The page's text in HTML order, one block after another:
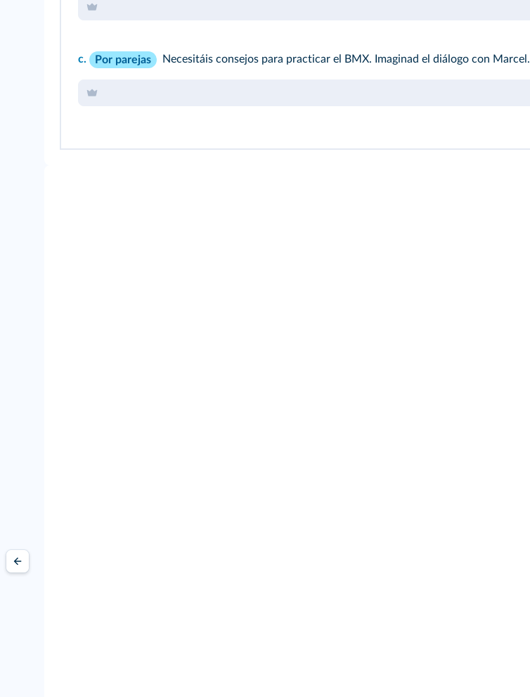
c. Por parejas Necesitáis consejos para practicar el BMX. Imaginad el diálogo con Marcel.